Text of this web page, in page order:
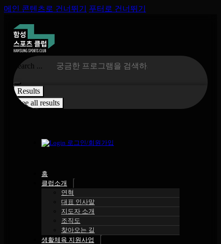
메인 콘텐츠로 건너뛰기 푸터로 건너뛰기
Search ...
Results
See all results
로그인/회원가입
홈
클럽소개
연혁
대표 인사말
지도자 소개
조직도
찾아오는 길
생활체육 지원사업